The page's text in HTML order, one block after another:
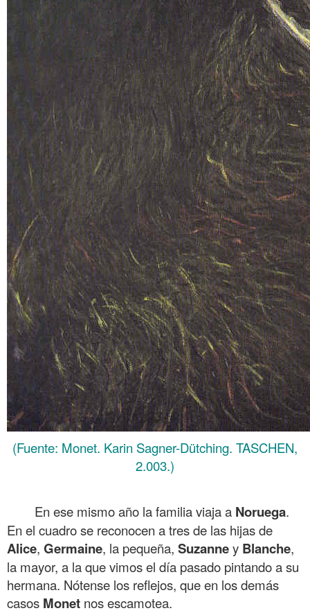
(Fuente: Monet. Karin Sagner-Dütching. TASCHEN,
2.003.)
En ese mismo año la familia viaja a Noruega.
En el cuadro se reconocen a tres de las hijas de
Alice, Germaine, la pequeña, Suzanney Blanche,
la mayor, a la que vimos el día pasado pintando a su
hermana. Nótense los reflejos, que en los demás
casos Monet nos escamotea.